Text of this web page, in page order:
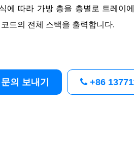
에 따라 가방 층을 층별로 트레이
드의 전체 스택을 출력합니다.
문의 보내기 +86